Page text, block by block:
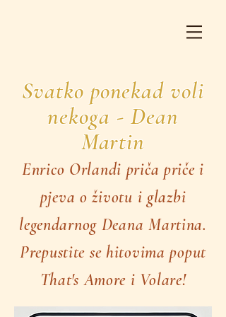
Svatko ponekad voli
nekoga - Dean
Martin
Enrico Orlandi priča priče i
pjeva o životu i glazbi
legendarnog Deana Martina.
Prepustite se hitovima poput
That's Amore i Volare!